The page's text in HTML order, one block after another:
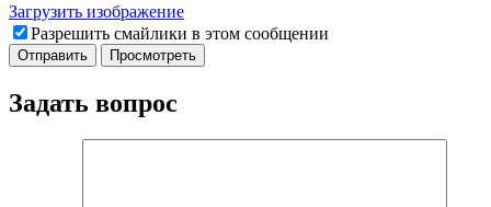
Загрузить изображение
Разрешить смайлики в этом сообщении
Задать вопрос